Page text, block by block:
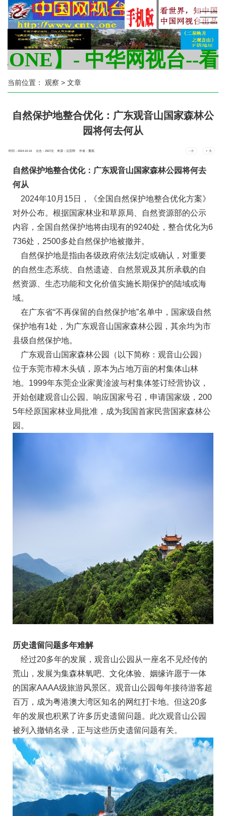
】- 中华网视台--看世
当前位置： 观察 > 文章
自然保护地整合优化：广东观音山国家森林公
园将何去何从
时间：2024-10-19 点击：2927次来源：法宣网 作者：董观 - 小 + 大
自然保护地整合优化：广东观音山国家森林公园将何去
何从
2024年10月15日，《全国自然保护地整合优化方案》
对外公布。根据国家林业和草原局、自然资源部的公示
内容，全国自然保护地将由现有的9240处，整合优化为6
736处，2500多处自然保护地被撤并。
自然保护地是指由各级政府依法划定或确认，对重要
的自然生态系统、自然遗迹、自然景观及其所承载的自
然资源、生态功能和文化价值实施长期保护的陆域或海
域。
在广东省“不再保留的自然保护地”名单中，国家级自然
保护地有1处，为广东观音山国家森林公园，其余均为市
县级自然保护地。
广东观音山国家森林公园（以下简称：观音山公园）
位于东莞市樟木头镇，原本为占地万亩的村集体山林
地。1999年东莞企业家黄淦波与村集体签订经营协议，
开始创建观音山公园。响应国家号召，申请国家级，200
5年经原国家林业局批准，成为我国首家民营国家森林公
园。
历史遗留问题多年难解
经过20多年的发展，观音山公园从一座名不见经传的
荒山，发展为集森林氧吧、文化体验、姻缘许愿于一体
的国家AAAA级旅游风景区。观音山公园每年接待游客超
百万，成为粤港澳大湾区知名的网红打卡地。但这20多
年的发展也积累了许多历史遗留问题。此次观音山公园
被列入撤销名录，正与这些历史遗留问题有关。